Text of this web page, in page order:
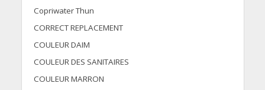
Copriwater Thun
CORRECT REPLACEMENT
COULEUR DAIM
COULEUR DES SANITAIRES
COULEUR MARRON